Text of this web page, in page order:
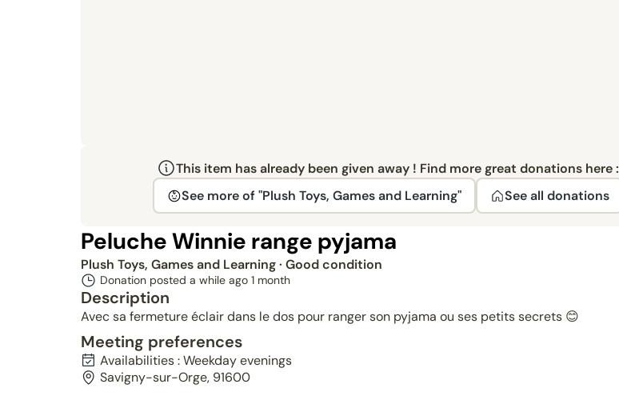
This item has already been given away ! Find more great donations here :
See more of "Plush Toys, Games and Learning"
See all donations
Peluche Winnie range pyjama
Plush Toys, Games and Learning· Good condition
Donation posted a while ago 1 month
Description
Avec sa fermeture éclair dans le dos pour ranger son pyjama ou ses petits secrets 😊
Meeting preferences
Availabilities : Weekday evenings
Savigny-sur-Orge, 91600